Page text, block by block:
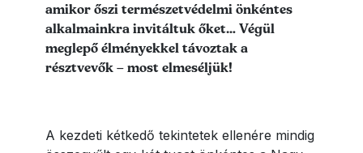
amikor őszi természetvédelmi önkéntes
alkalmainkra invitáltuk őket… Végül
meglepő élményekkel távoztak a
résztvevők – most elmeséljük!
A kezdeti kétkedő tekintetek ellenére mindig